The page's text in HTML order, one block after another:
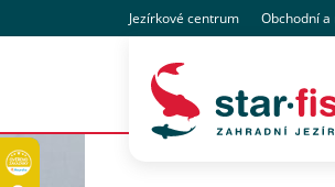
Jezírkové centrum Obchodnía